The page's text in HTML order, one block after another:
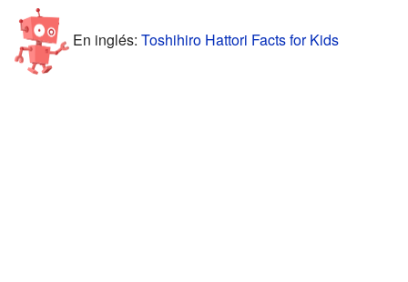
En inglés: Toshihiro Hattori Facts for Kids